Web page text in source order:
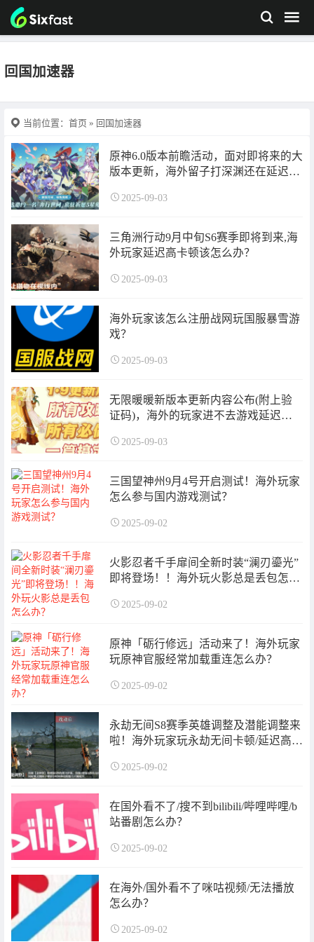
回国加速器
当前位置： 首页 » 回国加速器
原神6.0版本前瞻活动，面对即将来的大
版本更新，海外留子打深渊还在延迟高
2025-09-03
三角洲行动9月中旬S6赛季即将到来,海
外玩家延迟高卡顿该怎么办？
2025-09-03
海外玩家该怎么注册战网玩国服暴雪游
戏？
2025-09-03
无限暖暖新版本更新内容公布(附上验
证码)，海外的玩家进不去游戏延迟高
2025-09-03
三国望神州9月4号开启测试！海外玩家
怎么参与国内游戏测试？
2025-09-02
火影忍者千手扉间全新时装“澜刃鎏光”
即将登场！！海外玩火影总是丢包怎么
2025-09-02
原神「砺行修远」活动来了！海外玩家
玩原神官服经常加载重连怎么办？
2025-09-02
永劫无间S8赛季英雄调整及潜能调整来
啦！海外玩家玩永劫无间卡顿/延迟高怎
2025-09-02
在国外看不了/搜不到bilibili/哔哩哔哩/b
站番剧怎么办？
2025-09-02
在海外/国外看不了咪咕视频/无法播放
怎么办？
2025-09-02